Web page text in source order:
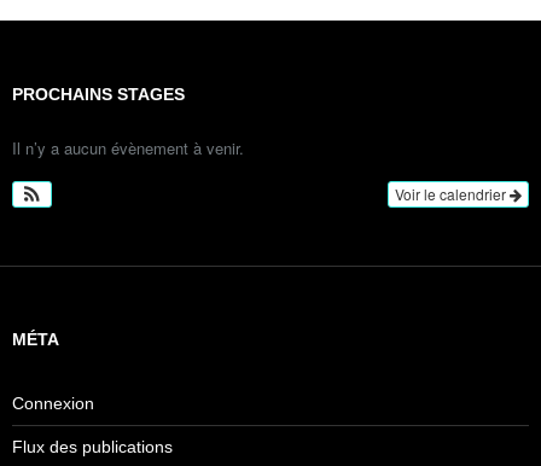
PROCHAINS STAGES
Il n’y a aucun évènement à venir.
Voir le calendrier
MÉTA
Connexion
Flux des publications